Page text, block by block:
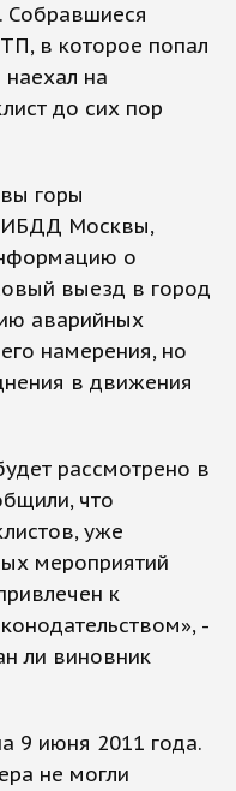
Собравшиеся
в которое попал
на
до сих пор
горы
Москвы,
о
выезд в город
аварийных
намерения, но
в движения
рассмотрено в
что
уже
мероприятий
к
-
ли виновник
9 июня 2011 года.
не могли